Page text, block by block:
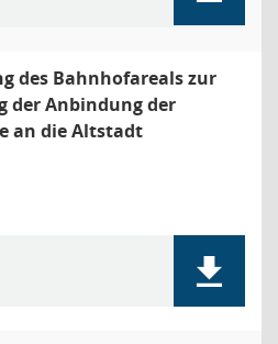
des Bahnhofareals zur
der Anbindung der
an die Altstadt